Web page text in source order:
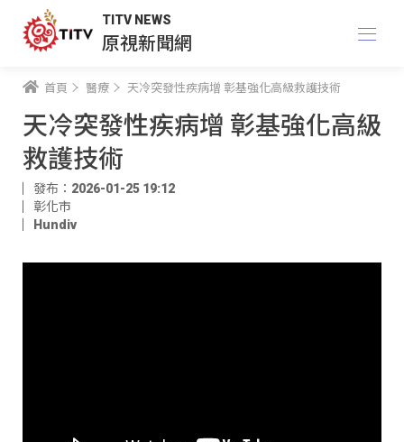
TITV NEWS
原視新聞網
首頁 醫療 天冷突發性疾病增 彰基強化高級救護技術
天冷突發性疾病增 彰基強化高級
救護技術
發布：2026-01-25 19:12
彰化市
Hundiv